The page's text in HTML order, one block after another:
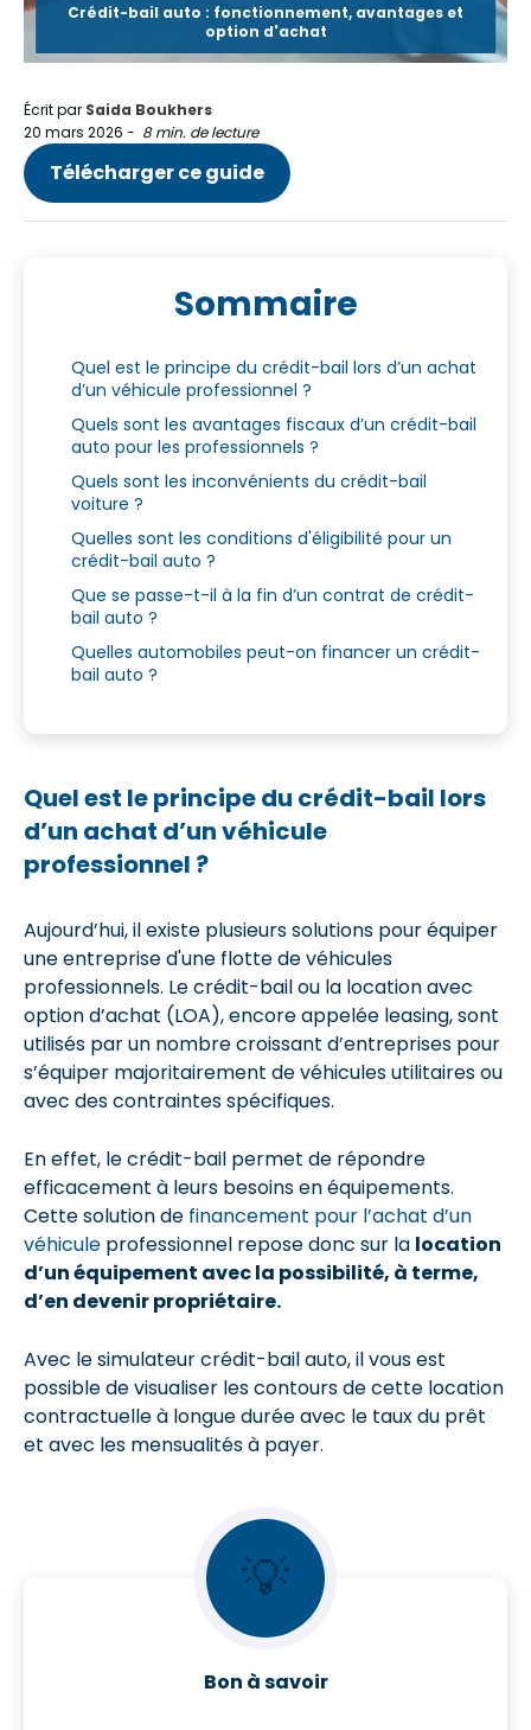
Crédit-bail auto : fonctionnement, avantages et
option d'achat
Écrit par Saida Boukhers
20 mars 2026 - 8 min. de lecture
Télécharger ce guide
Sommaire
Quel est le principe du crédit-bail lors d’un achat
d’un véhicule professionnel ?
Quels sont les avantages fiscaux d’un crédit-bail
auto pour les professionnels ?
Quels sont les inconvénients du crédit-bail
voiture ?
Quelles sont les conditions d'éligibilité pour un
crédit-bail auto ?
Que se passe-t-il à la fin d’un contrat de crédit-
bail auto ?
Quelles automobiles peut-on financer un crédit-
bail auto ?
Quel est le principe du crédit-bail lors
d’un achat d’un véhicule
professionnel ?
Aujourd’hui, il existe plusieurs solutions pour équiper
une entreprise d'une flotte de véhicules
professionnels. Le crédit-bail ou la location avec
option d’achat (LOA), encore appelée leasing, sont
utilisés par un nombre croissant d’entreprises pour
s’équiper majoritairement de véhicules utilitaires ou
avec des contraintes spécifiques.
En effet, le crédit-bail permet de répondre
efficacement à leurs besoins en équipements.
Cette solution de financement pour l’achat d’un
véhicule professionnel repose donc sur la location
d’un équipement avec la possibilité, à terme,
d’en devenir propriétaire.
Avec le simulateur crédit-bail auto, il vous est
possible de visualiser les contours de cette location
contractuelle à longue durée avec le taux du prêt
et avec les mensualités à payer.
💡
Bon à savoir